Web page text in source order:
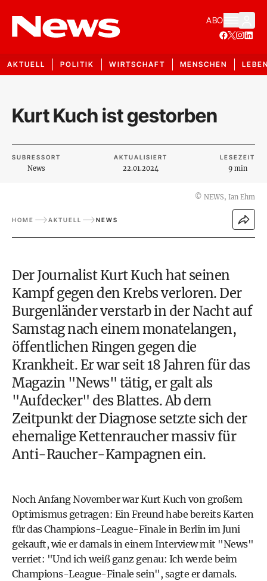
ABO
AKTUELL POLITIK WIRTSCHAFT MENSCHEN
Kurt Kuch ist gestorben
SUBRESSORT
News
AKTUALISIERT
22.01.2024
LESEZEIT
9 min
© NEWS, Ian Ehm
HOME AKTUELL NEWS
Der JournalistKurt Kuch hat seinen
Kampf gegen den Krebsverloren. Der
Burgenländer verstarb in der Nacht auf
Samstag nach einem monatelangen,
öffentlichen Ringen gegen die
Krankheit. Er war seit 18 Jahren für das
Magazin "News" tätig, er galt als
"Aufdecker" des Blattes. Ab dem
Zeitpunkt der Diagnose setzte sich der
ehemalige Kettenraucher massiv für
Anti-Raucher-Kampagnen ein.
Noch Anfang November war Kurt Kuch von großem
Optimismus getragen: Ein Freund habe bereits Karten
für das Champions-League-Finale in Berlin im Juni
gekauft, wie er damals in einem Interview mit "News"
verriet: "Und ich weiß ganz genau: Ich werde beim
Champions-League-Finale sein", sagte er damals.